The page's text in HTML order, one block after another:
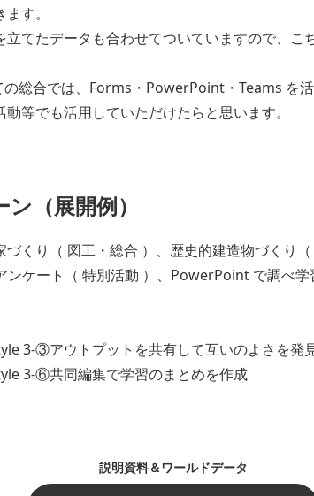
す。
立てたデータも合わせてついていますので、こ
総合では、Forms・PowerPoint・Teams を
等でも活用していただけたらと思います。
（展開例）
くり（ 図工・総合 ）、歴史的建造物づくり（
ケート（ 特別活動 ）、PowerPoint で調べ学
3-③アウトプットを共有して互いのよさを発
3-⑥共同編集で学習のまとめを作成
説明資料＆ワールドデータ